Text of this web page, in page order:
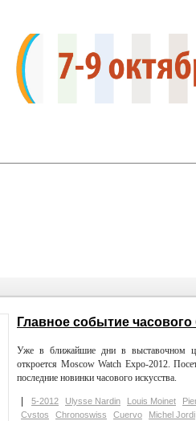
Главное событие часового
Уже в ближайшие дни в выставочном
откроется Moscow Watch Expo-2012.
последние новинки часового искусства.
5-2012 Ulysse Nardin Louis Moinet
Cvstos
Chronoswiss Cuervo Michel Jordi